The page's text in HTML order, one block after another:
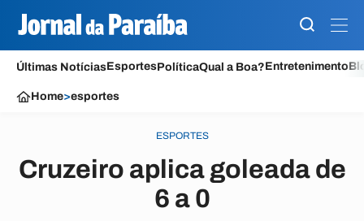
Últimas NotíciasEsportesPolíticaQual a Boa?Entretenimento
Home>esportes
ESPORTES
Cruzeiro aplica goleada de
6 a 0